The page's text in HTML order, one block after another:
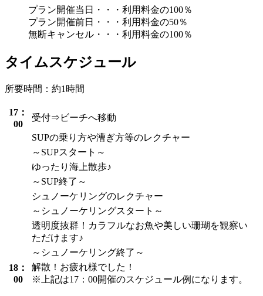
プラン開催当日・・・利用料金の100％
プラン開催前日・・・利用料金の50％
無断キャンセル・・・利用料金の100％
タイムスケジュール
所要時間：約1時間
17：
00
受付⇒ビーチへ移動
SUPの乗り方や漕ぎ方等のレクチャー
～SUPスタート～
ゆったり海上散歩♪
～SUP終了～
シュノーケリングのレクチャー
～シュノーケリングスタート～
透明度抜群！カラフルなお魚や美しい珊瑚を観察い
ただけます♪
～シュノーケリング終了～
18：
00
解散！お疲れ様でした！
※上記は17：00開催のスケジュール例になります。